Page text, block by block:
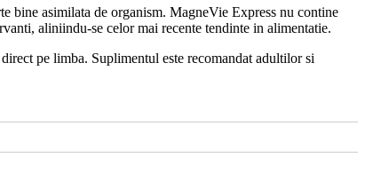
bine asimilata de organism. MagneVie Express nu contine
aliniindu-se celor mai recente tendinte in alimentatie.
pe limba. Suplimentul este recomandat adultilor si